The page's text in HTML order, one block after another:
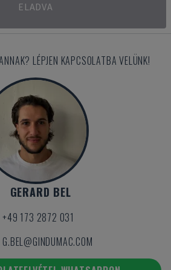
ELADVA
LÉPJEN KAPCSOLATBA VELÜNK!
GERARD BEL
+49 173 2872 031
G.BEL@GINDUMAC.COM